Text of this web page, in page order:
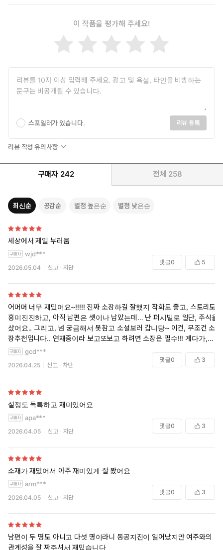
이 작품을 평가해 주세요!
스포일러가 있습니다. 리뷰 등록
리뷰 작성 유의사항
구매자 242 전체 258
최신순 공감순 별점 높은순 별점 낮은순
세상에서 제일 부러움
wjd***
2026.05.04 신고 차단
댓글0 5
어머머 너무 재밌어요~!!!!! 진짜 소장하길 잘했지 작화도 좋고, 스토리도
흥미진진하고, 아직 남편은 셋이나 남았는데… 난 퍼시빌로 일단, 주식을
샀어요.. 그리고, 넘 궁금해서 못참고 소설보러 갑니당~ 이건, 무조건 소
장추천입니다.. 연재중이라 보고또보고 하려면 소장은 필수!!! 게다가, 아
직 무수한 밤이 남았으니 즐길거리가 한가득입니당ㅎㅎㅎ
gcd***
2026.04.25 신고 차단
댓글0 3
설정도 독특하고 재미있어요
apa***
2026.04.05 신고 차단
댓글0 3
소재가 재밌어서 아주 재미있게 잘 봤어요
arm***
2026.04.05 신고 차단
댓글0 3
남편이 두 명도 아니고 다섯 명이라니 동공지진이 일어났지만 여주와의
관계성을 잘 짜주셔서 재밌습니다